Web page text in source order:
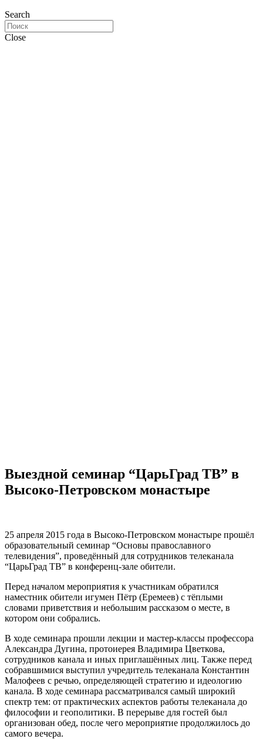
Search
Close
Выездной семинар “ЦарьГрад ТВ” в
Высоко-Петровском монастыре
25 апреля 2015 года в Высоко-Петровском монастыре прошёл
образовательный семинар “Основы православного
телевидения”, проведённый для сотрудников телеканала
“ЦарьГрад ТВ” в конференц-зале обители.
Перед началом мероприятия к участникам обратился
наместник обители игумен Пётр (Еремеев) с тёплыми
словами приветствия и небольшим рассказом о месте, в
котором они собрались.
В ходе семинара прошли лекции и мастер-классы профессора
Александра Дугина, протоиерея Владимира Цветкова,
сотрудников канала и иных приглашённых лиц. Также перед
собравшимися выступил учредитель телеканала Константин
Малофеев с речью, определяющей стратегию и идеологию
канала. В ходе семинара рассматривался самый широкий
спектр тем: от практических аспектов работы телеканала до
философии и геополитики. В перерыве для гостей был
организован обед, после чего мероприятие продолжилось до
самого вечера.